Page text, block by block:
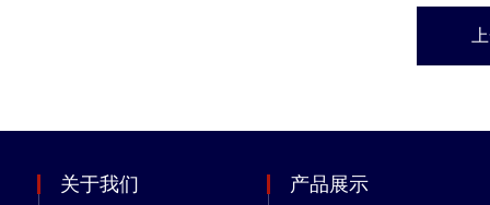
关于我们 产品展示